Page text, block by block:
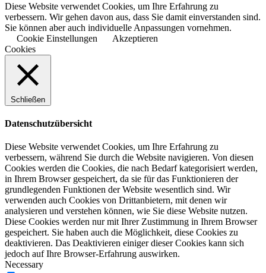
Diese Website verwendet Cookies, um Ihre Erfahrung zu
verbessern. Wir gehen davon aus, dass Sie damit einverstanden sind.
Sie können aber auch individuelle Anpassungen vornehmen.
Cookie Einstellungen
Akzeptieren
Cookies
Schließen
Datenschutzübersicht
Diese Website verwendet Cookies, um Ihre Erfahrung zu
verbessern, während Sie durch die Website navigieren. Von diesen
Cookies werden die Cookies, die nach Bedarf kategorisiert werden,
in Ihrem Browser gespeichert, da sie für das Funktionieren der
grundlegenden Funktionen der Website wesentlich sind. Wir
verwenden auch Cookies von Drittanbietern, mit denen wir
analysieren und verstehen können, wie Sie diese Website nutzen.
Diese Cookies werden nur mit Ihrer Zustimmung in Ihrem Browser
gespeichert. Sie haben auch die Möglichkeit, diese Cookies zu
deaktivieren. Das Deaktivieren einiger dieser Cookies kann sich
jedoch auf Ihre Browser-Erfahrung auswirken.
Necessary